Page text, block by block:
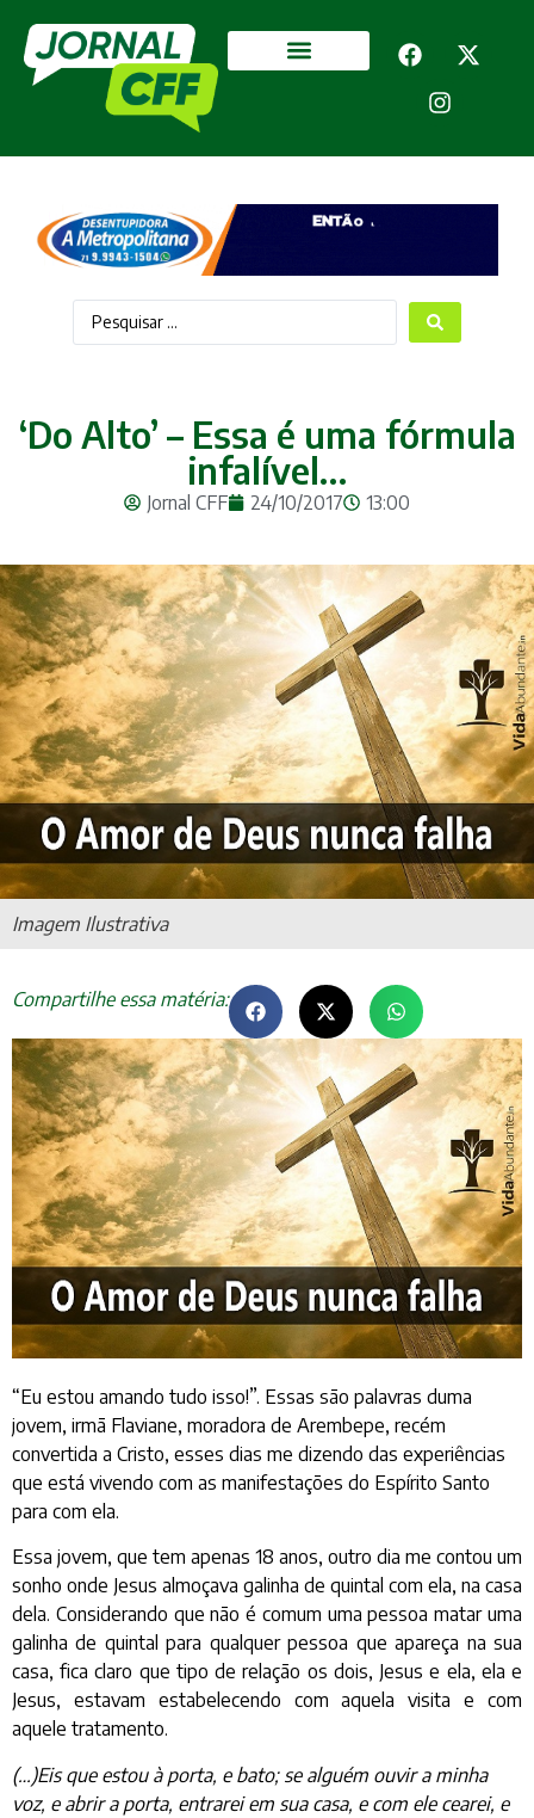
‘Do Alto’ – Essa é uma fórmula
infalível…
Jornal CFF 24/10/2017 13:00
Imagem Ilustrativa
Compartilhe essa matéria:
“Eu estou amando tudo isso!”. Essas são palavras duma
jovem, irmã Flaviane, moradora de Arembepe, recém
convertida a Cristo, esses dias me dizendo das experiências
que está vivendo com as manifestações do Espírito Santo
para com ela.
Essa jovem, que tem apenas 18 anos, outro dia me contou um
sonho onde Jesus almoçava galinha de quintal com ela, na casa
dela. Considerando que não é comum uma pessoa matar uma
galinha de quintal para qualquer pessoa que apareça na sua
casa, fica claro que tipo de relação os dois, Jesus e ela, ela e
Jesus, estavam estabelecendo com aquela visita e com
aquele tratamento.
(…)Eis que estou à porta, e bato; se alguém ouvir a minha
voz, e abrir a porta, entrarei em sua casa, e com ele cearei, e